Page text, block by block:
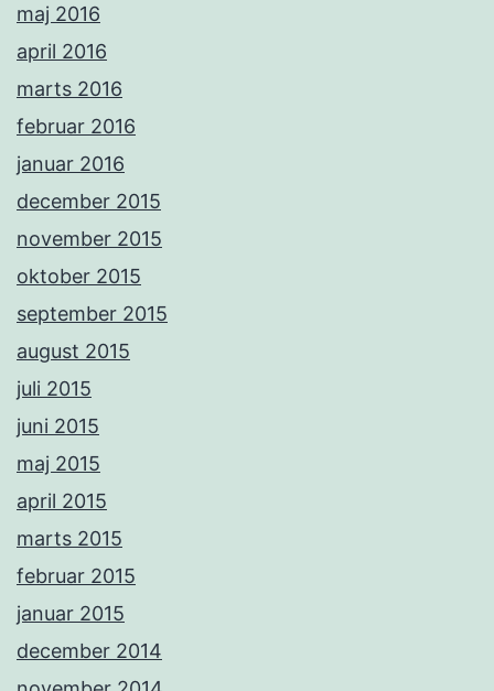
maj 2016
april 2016
marts 2016
februar 2016
januar 2016
december 2015
november 2015
oktober 2015
september 2015
august 2015
juli 2015
juni 2015
maj 2015
april 2015
marts 2015
februar 2015
januar 2015
december 2014